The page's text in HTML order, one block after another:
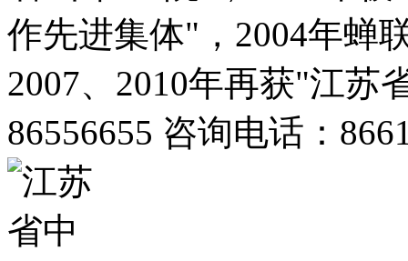
作先进集体"，2004年蝉
2007、2010年再获"江苏
86556655 咨询电话：